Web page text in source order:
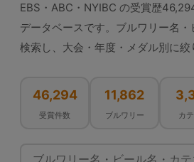
EBS・ABC・NYIBC の受賞歴
データベースです。ブルワリー名
検索し、大会・年度・メダル別に絞
46,294
受賞件数
11,862
ブルワリー カ